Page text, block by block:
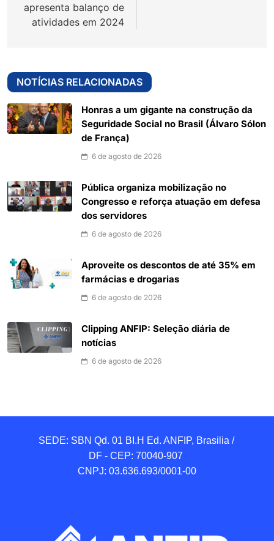
apresenta balanço de
atividades em 2024
NOTÍCIAS RELACIONADAS
Honras a um gigante na construção da
Seguridade Social no Brasil (Álvaro Sólon
de França)
6 de agosto de 2026
Pública organiza mobilização no
Congresso e reforça atuação em defesa
dos servidores
6 de agosto de 2026
Aproveite os descontos de até 35% em
farmácias e drogarias
6 de agosto de 2026
Clipping ANFIP: Seleção diária de
notícias
6 de agosto de 2026
SEDE: SBN Qd. 01 BI.H Ed. ANFIP, Brasilia /
DF - CEP: 70040-907
CNPJ: 03.636.693/0001-00